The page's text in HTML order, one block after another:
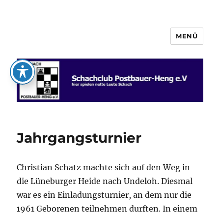
Schachclub Postbauer-Heng e.V.
MENÜ
Jahrgangsturnier
Christian Schatz machte sich auf den Weg in
die Lüneburger Heide nach Undeloh. Diesmal
war es ein Einladungsturnier, an dem nur die
1961 Geborenen teilnehmen durften. In einem